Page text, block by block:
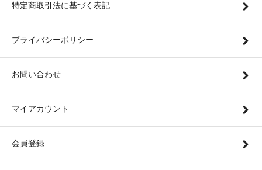
特定商取引法に基づく表記
プライバシーポリシー
お問い合わせ
マイアカウント
会員登録